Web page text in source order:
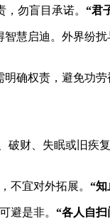
勿盲目承诺。 “君
慧启迪。外界纷扰
确权责，避免功劳
财、失眠或旧疾复
不宜对外拓展。 “知
避是非。 “各人自扫